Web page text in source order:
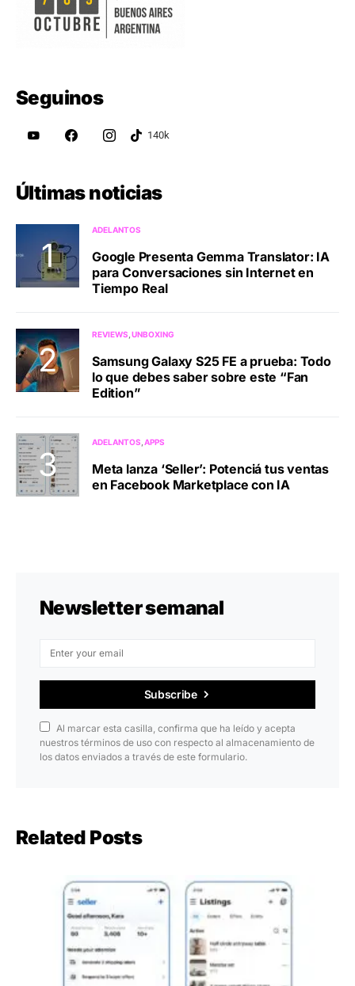
Seguinos
Últimas noticias
ADELANTOS
Google Presenta Gemma Translator: IA
para Conversaciones sin Internet en
Tiempo Real
REVIEWS UNBOXING
Samsung Galaxy S25 FE a prueba: Todo
lo que debes saber sobre este “Fan
Edition”
ADELANTOS APPS
Meta lanza ‘Seller’: Potenciá tus ventas
en Facebook Marketplace con IA
Newsletter semanal
Subscribe
Al marcar esta casilla, confirma que ha leído y acepta
nuestros términos de uso con respecto al almacenamiento de
los datos enviados a través de este formulario.
Related Posts